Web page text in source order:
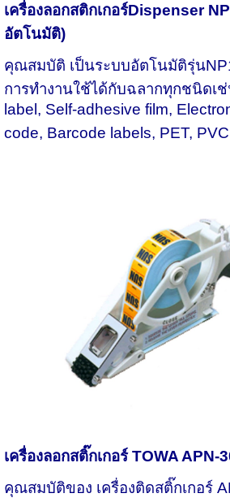
เครื่องลอกสติกเกอร์Dispenser
อัตโนมัติ)
คุณสมบัติ เป็นระบบอัตโนมัติรุ่น
การทำงานใช้ได้กับฉลากทุกชนิดเ
label, Self-adhesive film,
code, Barcode labels, PET,
เครื่องลอกสติ๊กเกอร์TOWA APN-
คุณสมบัติของ เครื่องติดสติ๊กเกอร์